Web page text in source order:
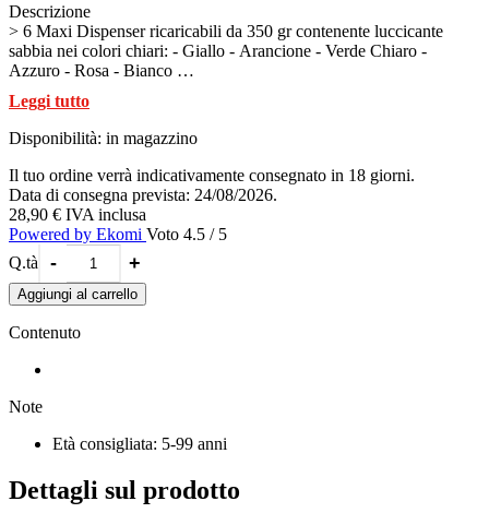
Descrizione
> 6 Maxi Dispenser ricaricabili da 350 gr contenente luccicante
sabbia nei colori chiari: - Giallo - Arancione - Verde Chiaro -
Azzuro - Rosa - Bianco
Terminata la sabbia, puoi ricaricare i Maxi Dispenser con i capienti
Maxi Refill.
Potrai usarli direttamente per giocare, disegnare, decorare o come
ricarica per le tue penne Sabbiarelli. Con un Maxi Dispenser si
possono ricaricare fino a 7 penne.
Leggi tutto
Disponibilità: in magazzino
Il tuo ordine verrà indicativamente consegnato in 18 giorni.
Data di consegna prevista: 24/08/2026.
28,90 € IVA inclusa
Powered by Ekomi Voto 4.5 / 5
Q.tà
- +
Aggiungi al carrello
Contenuto
Note
Età consigliata: 5-99 anni
Dettagli sul prodotto